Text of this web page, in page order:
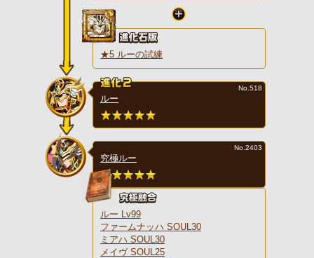
★5 ルーの試練
ルー
No.518
究極ルー
No.2403
ルー Lv99
ファームナッハ SOUL30
ミアハ SOUL30
メイヴ SOUL25